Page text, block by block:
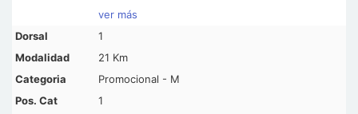
ver más
1
21 Km
Promocional - M
1